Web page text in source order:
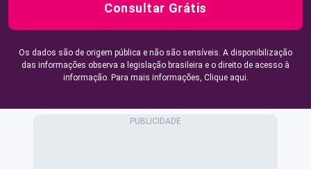
Consultar Grátis
Os dados são de origem pública e não são sensíveis. A disponibilização
das informações observa a legislação brasileira e o direito de acesso à
informação. Para mais informações, Clique aqui.